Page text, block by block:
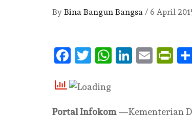
By Bina Bangun Bangsa / 6 April
Facebook
Twitter
WhatsApp
Portal Infokom—Kementerian